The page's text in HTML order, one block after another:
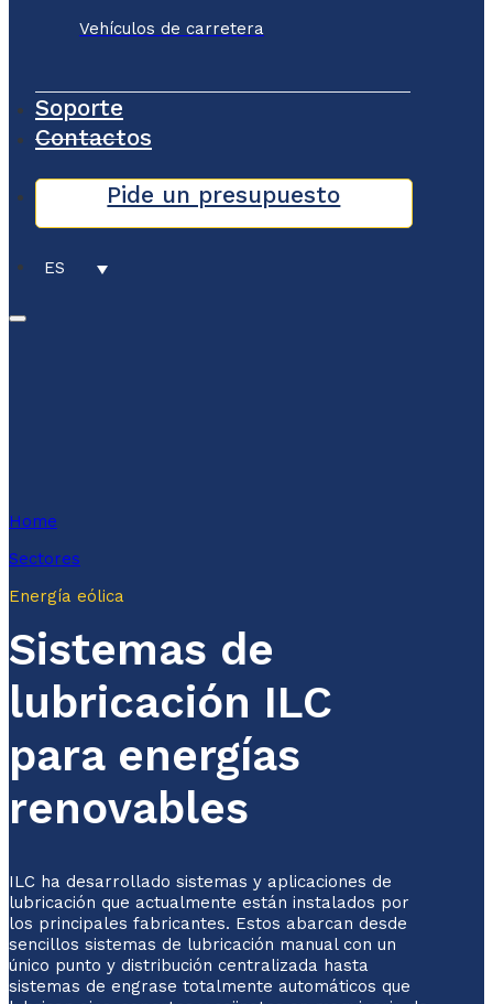
Vehículos de carretera
Soporte
Contactos
Pide un presupuesto
ES
Home
Sectores
Energía eólica
Sistemas de
lubricación ILC
para energías
renovables
ILC ha desarrollado sistemas y aplicaciones de
lubricación que actualmente están instalados por
los principales fabricantes. Estos abarcan desde
sencillos sistemas de lubricación manual con un
único punto y distribución centralizada hasta
sistemas de engrase totalmente automáticos que